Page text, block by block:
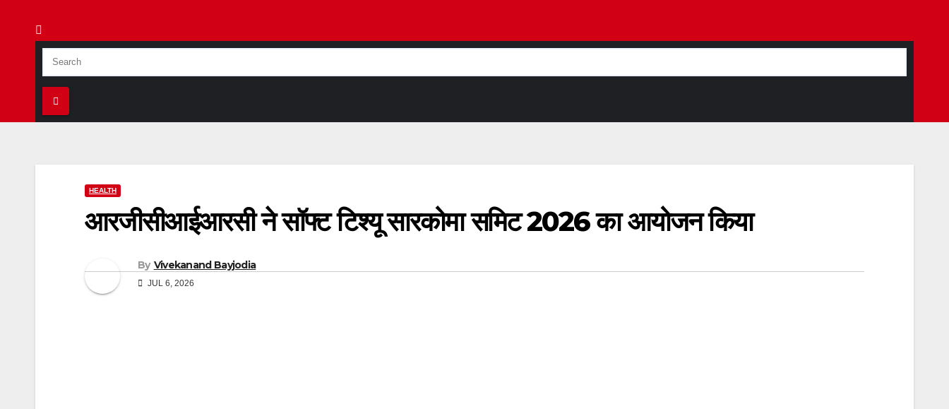
HEALTH
आरजीसीआईआरसी ने सॉफ्ट टिश्यू सारकोमा समिट 2026 का आयोजन किया
By Vivekanand Bayjodia
JUL 6, 2026